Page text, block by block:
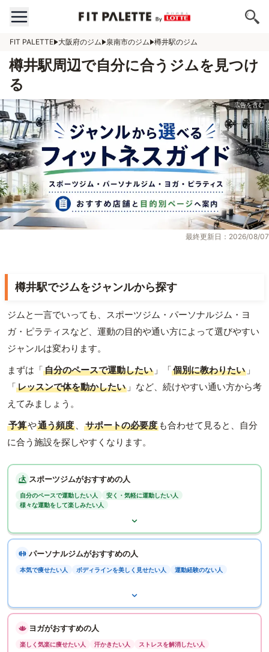
FIT PALETTE 大阪府のジム 泉南市のジム 樽井駅のジム
樽井駅周辺で自分に合うジムを見つけ
る
最終更新日：2026/08/07
樽井駅でジムをジャンルから探す
ジムと一言でいっても、スポーツジム・パーソナルジム・ヨ
ガ・ピラティスなど、運動の目的や通い方によって選びやすい
ジャンルは変わります。
まずは「自分のペースで運動したい 」「個別に教わりたい 」
「レッスンで体を動かしたい 」など、続けやすい通い方から考
えてみましょう。
予算や通う頻度 、 サポートの必要度 も合わせて見ると、自分
に合う施設を探しやすくなります。
スポーツジムがおすすめの人
自分のペースで運動したい人
安く・気軽に運動したい人
様々な運動をして楽しみたい人
パーソナルジムがおすすめの人
本気で痩せたい人 ボディラインを美しく見せたい人 運動経験のない人
ヨガがおすすめの人
楽しく気楽に痩せたい人 汗かきたい人 ストレスを解消したい人